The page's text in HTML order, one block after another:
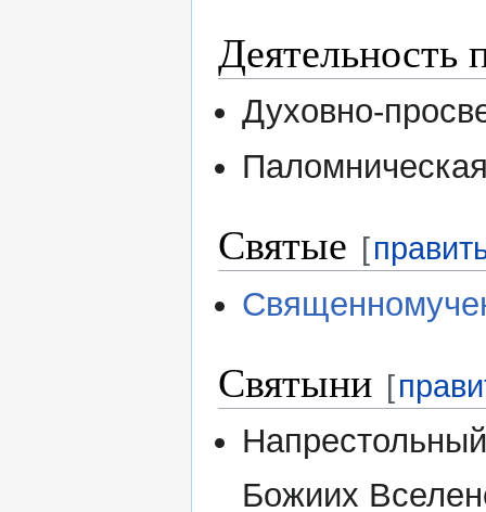
Деятельность
Духовно-
Святые [
Святыни [
Божиих